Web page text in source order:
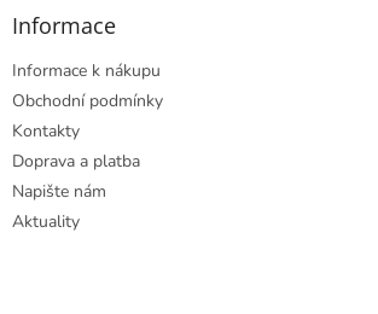
Informace
Informace k nákupu
Obchodní podmínky
Kontakty
Doprava a platba
Napište nám
Aktuality